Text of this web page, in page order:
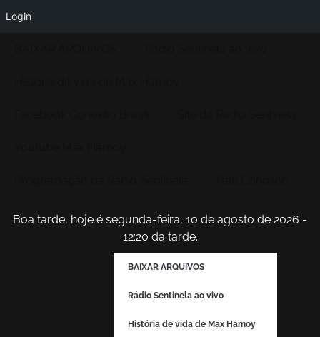
Boa tarde, hoje é segunda-feira, 10 de agosto de 2026 -
12:20 da tarde.
BAIXAR ARQUIVOS
Rádio Sentinela ao vivo
História de vida de Max Hamoy
Login